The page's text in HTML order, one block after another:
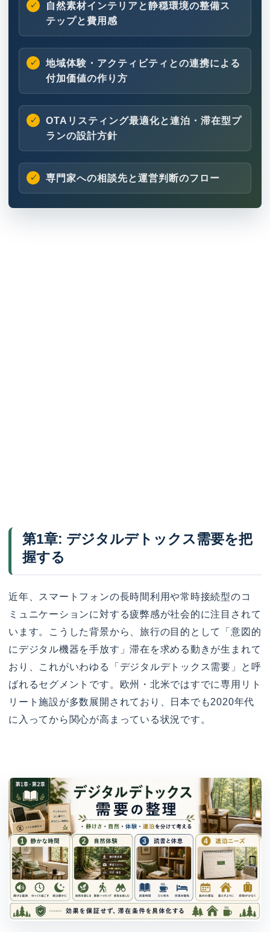
自然素材インテリアと静穏環境の整備ス
テップと費用感
地域体験・アクティビティとの連携による
付加価値の作り方
OTAリスティング最適化と連泊・滞在型プ
ランの設計方針
専門家への相談先と運営判断のフロー
第1章: デジタルデトックス需要を把
握する
近年、スマートフォンの長時間利用や常時接続型のコ
ミュニケーションに対する疲弊感が社会的に注目されて
います。こうした背景から、旅行の目的として「意図的
にデジタル機器を手放す」滞在を求める動きが生まれて
おり、これがいわゆる「デジタルデトックス需要」と呼
ばれるセグメントです。欧州・北米ではすでに専用リト
リート施設が多数展開されており、日本でも2020年代
に入ってから関心が高まっている状況です。